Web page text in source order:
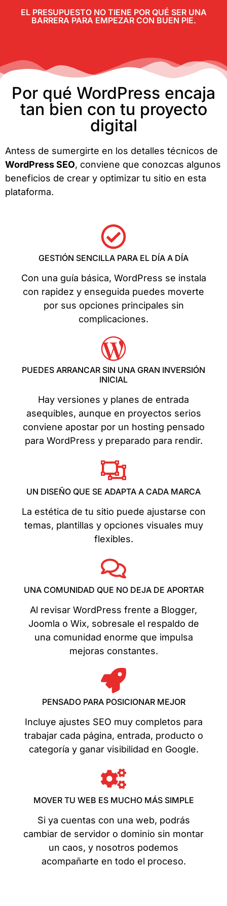
EL PRESUPUESTO NO TIENE POR QUÉ SER UNA
BARRERA PARA EMPEZAR CON BUEN PIE.
Por qué WordPress encaja
tan bien con tu proyecto
digital
Antess de sumergirte en los detalles técnicos de
WordPress SEO, conviene que conozcas algunos
beneficios de crear y optimizar tu sitio en esta
plataforma.
GESTIÓN SENCILLA PARA EL DÍA A DÍA
Con una guía básica, WordPress se instala
con rapidez y enseguida puedes moverte
por sus opciones principales sin
complicaciones.
PUEDES ARRANCAR SIN UNA GRAN INVERSIÓN
INICIAL
Hay versiones y planes de entrada
asequibles, aunque en proyectos serios
conviene apostar por un hosting pensado
para WordPress y preparado para rendir.
UN DISEÑO QUE SE ADAPTA A CADA MARCA
La estética de tu sitio puede ajustarse con
temas, plantillas y opciones visuales muy
flexibles.
UNA COMUNIDAD QUE NO DEJA DE APORTAR
Al revisar WordPress frente a Blogger,
Joomla o Wix, sobresale el respaldo de
una comunidad enorme que impulsa
mejoras constantes.
PENSADO PARA POSICIONAR MEJOR
Incluye ajustes SEO muy completos para
trabajar cada página, entrada, producto o
categoría y ganar visibilidad en Google.
MOVER TU WEB ES MUCHO MÁS SIMPLE
Si ya cuentas con una web, podrás
cambiar de servidor o dominio sin montar
un caos, y nosotros podemos
acompañarte en todo el proceso.